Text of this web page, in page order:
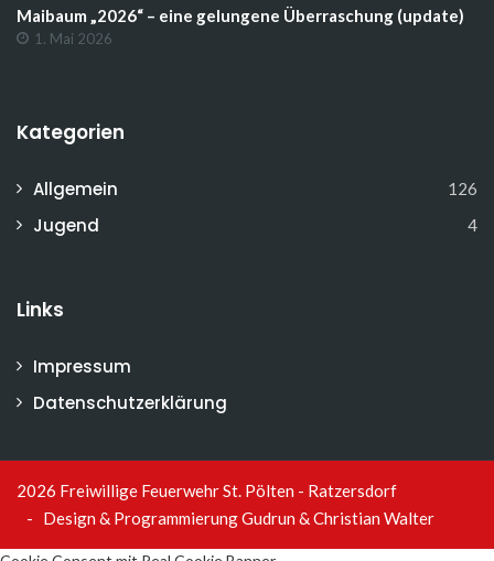
Maibaum „2026“ – eine gelungene Überraschung (update)
1. Mai 2026
Kategorien
Allgemein 126
Jugend 4
Links
Impressum
Datenschutzerklärung
2026 Freiwillige Feuerwehr St. Pölten - Ratzersdorf
- Design & ProgrammierungGudrun & Christian Walter